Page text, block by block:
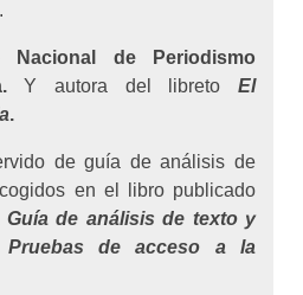
Nacional de Periodismo
Y autora del libreto
El
.
de guía de análisis de
en el libro publicado
Guía de análisis de texto y
Pruebas de acceso a la